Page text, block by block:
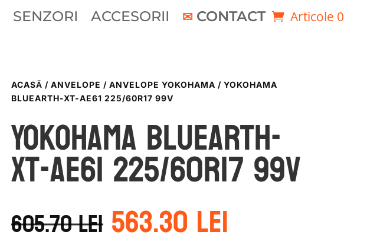
SENZORI ACCESORII CONTACT Articole 0
ACASĂ / ANVELOPE / ANVELOPE YOKOHAMA / YOKOHAMA
BLUEARTH-XT-AE61 225/60R17 99V
Yokohama BLUEARTH-
XT-AE61 225/60R17 99V
605.70lei Prețul
inițial
a
563.30lei